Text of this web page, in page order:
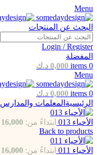
Menu
البحث عن المنتجات
Login / Register
المفضلة
0
items
0,000 د.ك
Menu
0
items
0,000 د.ك
الرئيسية المعلمات والمدارس
الأحياء 013 ابتداءً من: 16,000
Back to products
الأحياء 011 ابتداءً من: 16,000